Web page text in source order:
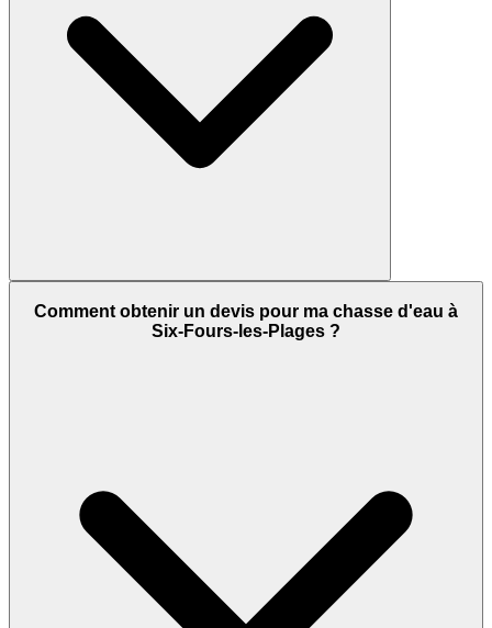
Comment obtenir un devis pour ma chasse d'eau à
Six-Fours-les-Plages ?